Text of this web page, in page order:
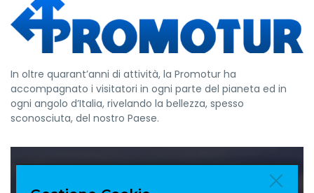
In oltre quarant’anni di attività, la Promotur ha
accompagnato i visitatori in ogni parte del pianeta ed in
ogni angolo d’Italia, rivelando la bellezza, spesso
sconosciuta, del nostro Paese.